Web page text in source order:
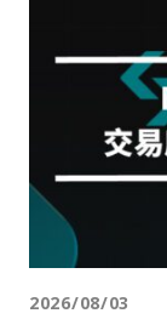
2026/08/03